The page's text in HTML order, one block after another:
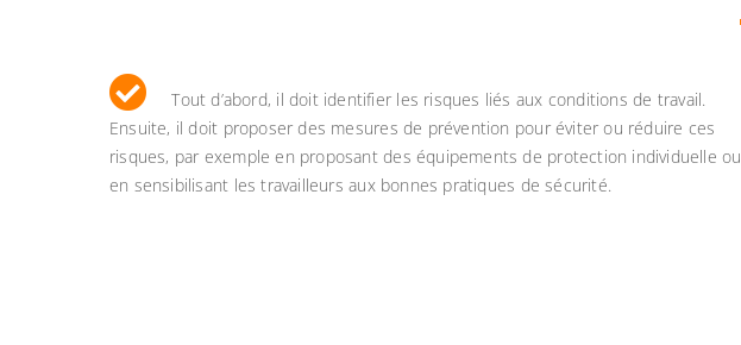
Tout d’abord, il doit identifier les risques liés aux conditions de travail.
Ensuite, il doit proposer des mesures de prévention pour éviter ou réduire ces
risques, par exemple en proposant des équipements de protection individuelle ou
en sensibilisant les travailleurs aux bonnes pratiques de sécurité.